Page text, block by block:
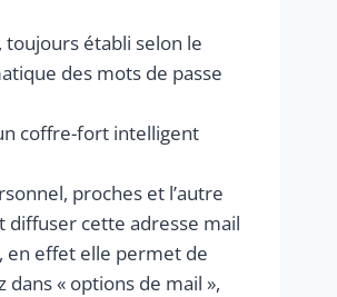
établi selon le
des mots de passe
coffre-fort intelligent
proches et l’autre
diffuser cette adresse mail
en effet elle permet de
« options de mail »,